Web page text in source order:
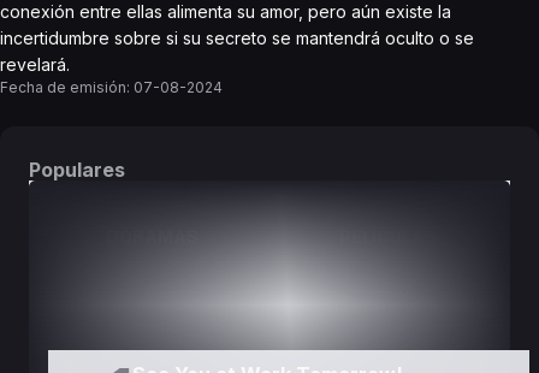
conexión entre ellas alimenta su amor, pero aún existe la
incertidumbre sobre si su secreto se mantendrá oculto o se
revelará.
Fecha de emisión: 07-08-2024
Populares